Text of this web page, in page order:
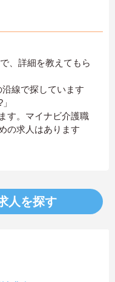
、詳細を教えてもら
沿線で探しています
す。マイナビ介護職
の求人はあります
人を探す